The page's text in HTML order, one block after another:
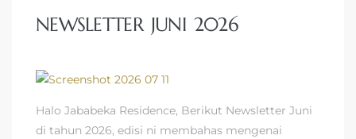
NEWSLETTER JUNI 2026
Halo Jababeka Residence, Berikut Newsletter Juni
di tahun 2026, edisi ni membahas mengenai